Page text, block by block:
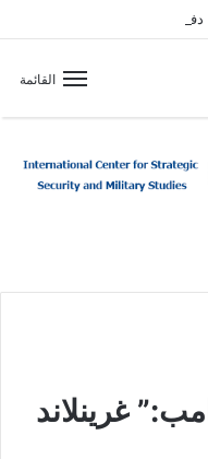
دفاع مشترك
القائمة
غرينلاند